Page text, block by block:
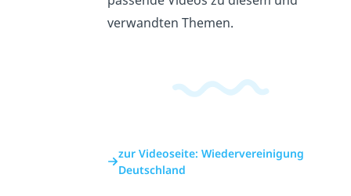
verwandten Themen.
zur Videoseite: Wiedervereinigung
Deutschland